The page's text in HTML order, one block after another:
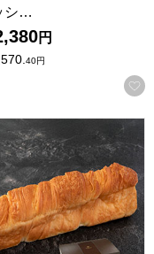
に登録する
シ…
円
40円
、つゆ100ml×4【
ラーズ ボローニャ ジ